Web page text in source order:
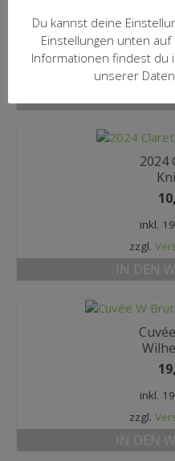
inkl.
zzgl.
2024
inkl.
zzgl.
IN DEN
inkl.
zzgl.
IN DEN
Du kannst deine
Einstellungen unten
Informationen findest du
unserer